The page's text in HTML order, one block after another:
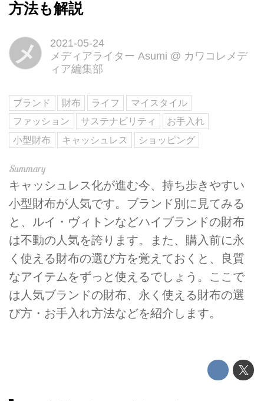
方法も解説
メ
2021-05-24
メディアライター Asumi @ カワコレメデ
ィア編集部
ブランド 財布 ライフ
マイスタイル
ファッション
サステナビリティ
お手入れ
小型財布
キャッシュレス ショッピング
キャッシュレス化が進む今、持ち歩きやすい
小型財布が人気です。ブランド別に見てみる
と、ルイ・ヴィトンなどハイブランドの財布
は不動の人気を誇ります。また、購入前に永
く使える財布の選び方を覚えておくと、良質
なアイテムをずっと使えるでしょう。ここで
は人気ブランドの財布、永く使える財布の選
び方・お手入れ方法などを紹介します。